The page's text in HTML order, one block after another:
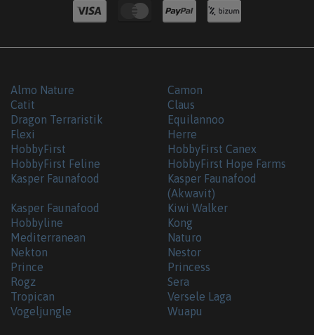
Almo Nature
Camon
Catit
Claus
Dragon Terraristik
Equilannoo
Flexi
Herre
HobbyFirst
HobbyFirst Canex
HobbyFirst Feline
HobbyFirst Hope Farms
Kasper Faunafood
Kasper Faunafood
(Akwavit)
Kasper Faunafood
Hobbyline
Kiwi Walker
Kong
Mediterranean
Naturo
Nekton
Nestor
Prince
Princess
Rogz
Sera
Tropican
Versele Laga
Vogeljungle
Wuapu